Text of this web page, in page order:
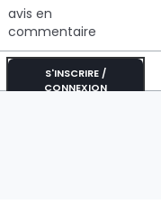
avis en
commentaire
S'INSCRIRE /
CONNEXION